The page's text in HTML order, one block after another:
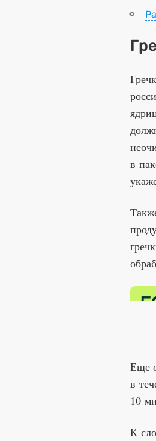
в
Еще
в
10
К